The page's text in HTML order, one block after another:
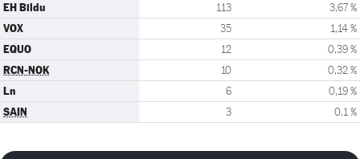
EH Bildu 113 3,67 %
VOX 35 1,14 %
EQUO 12 0,39 %
RCN-NOK 10 0,32 %
Ln 6 0,19 %
SAIN 3 0,1 %